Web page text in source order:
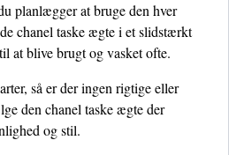
planlægger at bruge den hver
chanel taske ægte i et slidstærkt
at blive brugt og vasket ofte.
så er der ingen rigtige eller
den chanel taske ægte der
og stil.